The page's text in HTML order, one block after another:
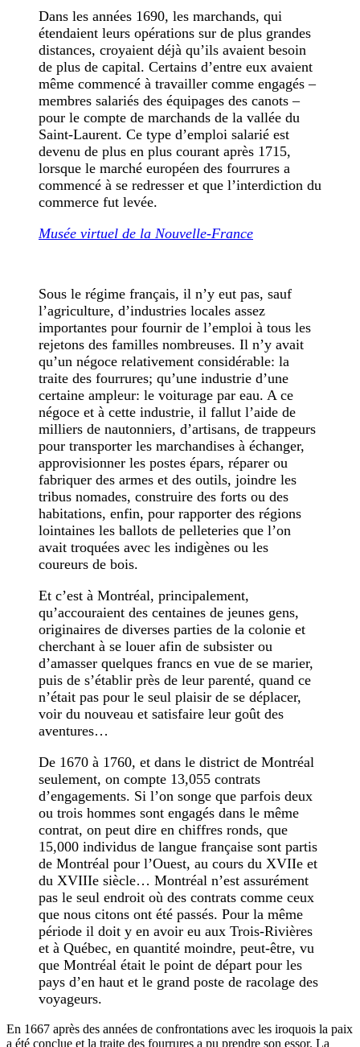
Dans les années 1690, les marchands, qui
étendaient leurs opérations sur de plus grandes
distances, croyaient déjà qu’ils avaient besoin
de plus de capital. Certains d’entre eux avaient
même commencé à travailler comme engagés –
membres salariés des équipages des canots –
pour le compte de marchands de la vallée du
Saint-Laurent. Ce type d’emploi salarié est
devenu de plus en plus courant après 1715,
lorsque le marché européen des fourrures a
commencé à se redresser et que l’interdiction du
commerce fut levée.
Musée virtuel de la Nouvelle-France
Sous le régime français, il n’y eut pas, sauf
l’agriculture, d’industries locales assez
importantes pour fournir de l’emploi à tous les
rejetons des familles nombreuses. Il n’y avait
qu’un négoce relativement considérable: la
traite des fourrures; qu’une industrie d’une
certaine ampleur: le voiturage par eau. A ce
négoce et à cette industrie, il fallut l’aide de
milliers de nautonniers, d’artisans, de trappeurs
pour transporter les marchandises à échanger,
approvisionner les postes épars, réparer ou
fabriquer des armes et des outils, joindre les
tribus nomades, construire des forts ou des
habitations, enfin, pour rapporter des régions
lointaines les ballots de pelleteries que l’on
avait troquées avec les indigènes ou les
coureurs de bois.
Et c’est à Montréal, principalement,
qu’accouraient des centaines de jeunes gens,
originaires de diverses parties de la colonie et
cherchant à se louer afin de subsister ou
d’amasser quelques francs en vue de se marier,
puis de s’établir près de leur parenté, quand ce
n’était pas pour le seul plaisir de se déplacer,
voir du nouveau et satisfaire leur goût des
aventures…
De 1670 à 1760, et dans le district de Montréal
seulement, on compte 13,055 contrats
d’engagements. Si l’on songe que parfois deux
ou trois hommes sont engagés dans le même
contrat, on peut dire en chiffres ronds, que
15,000 individus de langue française sont partis
de Montréal pour l’Ouest, au cours du XVIIe et
du XVIIIe siècle… Montréal n’est assurément
pas le seul endroit où des contrats comme ceux
que nous citons ont été passés. Pour la même
période il doit y en avoir eu aux Trois-Rivières
et à Québec, en quantité moindre, peut-être, vu
que Montréal était le point de départ pour les
pays d’en haut et le grand poste de racolage des
voyageurs.
En 1667 après des années de confrontations avec les iroquois la paix
a été conclue et la traite des fourrures a pu prendre son essor. La